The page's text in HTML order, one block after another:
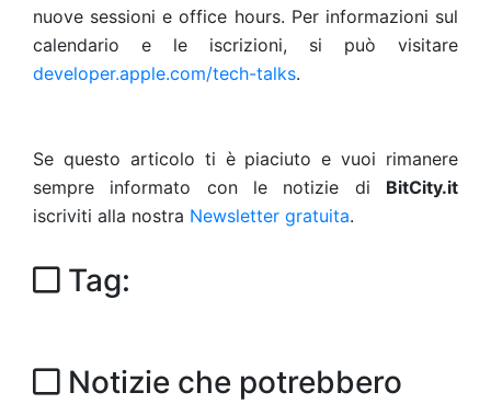
nuove sessioni e office hours. Per informazioni sul
calendario e le iscrizioni, si può visitare
developer.apple.com/tech-talks.
Se questo articolo ti è piaciuto e vuoi rimanere
sempre informato con le notizie di BitCity.it
iscriviti alla nostra Newsletter gratuita.
Tag:
Notizie che potrebbero